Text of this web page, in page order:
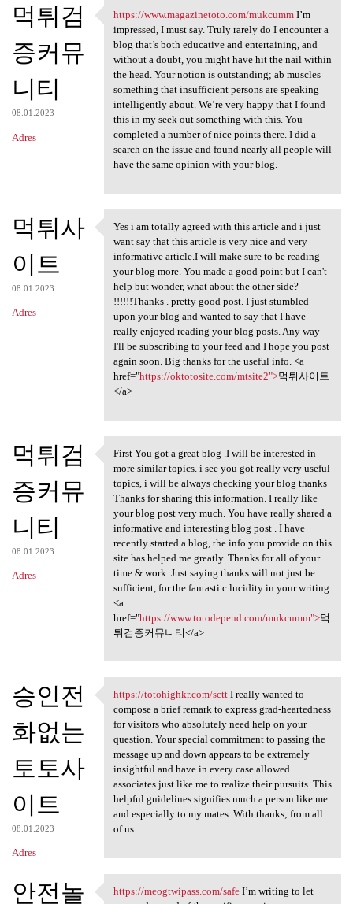
먹튀검
증커뮤
니티
08.01.2023
Adres
https://www.magazinetoto.com
https://www.magazinetoto.com/mukcummI’m
impressed, I must say. Truly rarely do I encounter a
blog that’s both educative and entertaining, and
without a doubt, you might have hit the nail within
the head. Your notion is outstanding; ab muscles
something that insufficient persons are speaking
intelligently about. We’re very happy that I found
this in my seek out something with this. You
completed a number of nice points there. I did a
search on the issue and found nearly all people will
have the same opinion with your blog.
먹튀사
이트
08.01.2023
Adres
Yes i am totally agreed with
Yes i am totally agreed with this article and i just
want say that this article is very nice and very
informative article.I will make sure to be reading
your blog more. You made a good point but I can't
help but wonder, what about the other side?
!!!!!!Thanks . pretty good post. I just stumbled
upon your blog and wanted to say that I have
really enjoyed reading your blog posts. Any way
I'll be subscribing to your feed and I hope you post
again soon. Big thanks for the useful info. <a
href="https://oktotosite.com/mtsite2">먹튀사이트
</a>
먹튀검
증커뮤
니티
08.01.2023
Adres
First You got a great blog .I
First You got a great blog .I will be interested in
more similar topics. i see you got really very useful
topics, i will be always checking your blog thanks
Thanks for sharing this information. I really like
your blog post very much. You have really shared a
informative and interesting blog post . I have
recently started a blog, the info you provide on this
site has helped me greatly. Thanks for all of your
time & work. Just saying thanks will not just be
sufficient, for the fantasti c lucidity in your writing.
<a
href="https://www.totodepend.com/mukcumm">먹
튀검증커뮤니티</a>
승인전
화없는
토토사
이트
08.01.2023
Adres
https://totohighkr.com/sctt I
https://totohighkr.com/scttI really wanted to
compose a brief remark to express grad-heartedness
for visitors who absolutely need help on your
question. Your special commitment to passing the
message up and down appears to be extremely
insightful and have in every case allowed
associates just like me to realize their pursuits. This
helpful guidelines signifies much a person like me
and especially to my mates. With thanks; from all
of us.
안전놀 https://meogtwipass.com/safeI’m writing to let